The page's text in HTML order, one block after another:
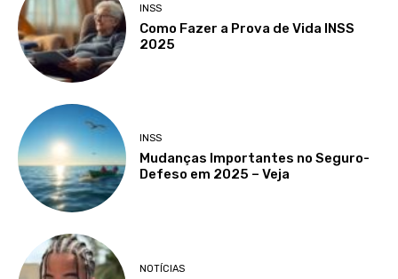
INSS
Como Fazer a Prova de Vida INSS
2025
INSS
Mudanças Importantes no Seguro-
Defeso em 2025 – Veja
NOTÍCIAS